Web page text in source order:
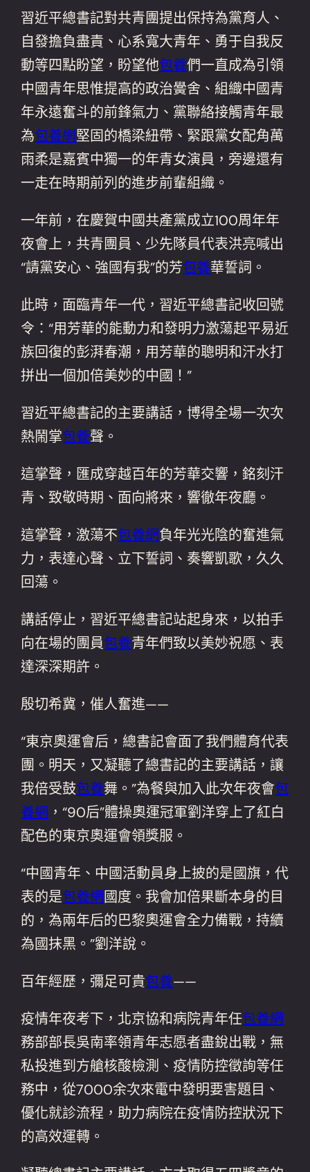
習近平總書記對共青團提出保持為黨育人、
自發擔負盡責、心系寬大青年、勇于自我反
動等四點盼望，盼望他包養們一直成為引領
中國青年思惟提高的政治黌舍、組織中國青
年永遠奮斗的前鋒氣力、黨聯絡接觸青年最
為包養網堅固的橋梁紐帶、緊跟黨女配角萬
雨柔是嘉賓中獨一的年青女演員，旁邊還有
一走在時期前列的進步前輩組織。
一年前，在慶賀中國共產黨成立100周年年
夜會上，共青團員、少先隊員代表洪亮喊出
“請黨安心、強國有我”的芳包養華誓詞。
此時，面臨青年一代，習近平總書記收回號
令：“用芳華的能動力和發明力激蕩起平易近
族回復的彭湃春潮，用芳華的聰明和汗水打
拼出一個加倍美妙的中國！”
習近平總書記的主要講話，博得全場一次次
熱鬧掌包養聲。
這掌聲，匯成穿越百年的芳華交響，銘刻汗
青、致敬時期、面向將來，響徹年夜廳。
這掌聲，激蕩不包養網負年光光陰的奮進氣
力，表達心聲、立下誓詞、奏響凱歌，久久
回蕩。
講話停止，習近平總書記站起身來，以拍手
向在場的團員包養青年們致以美妙祝愿、表
達深深期許。
殷切希冀，催人奮進——
“東京奧運會后，總書記會面了我們體育代表
團。明天，又凝聽了總書記的主要講話，讓
我倍受鼓包養舞。”為餐與加入此次年夜會包
養網 ，“90后”體操奧運冠軍劉洋穿上了紅白
配色的東京奧運會領獎服。
“中國青年、中國活動員身上披的是國旗，代
表的是包養網國度。我會加倍果斷本身的目
的，為兩年后的巴黎奧運會全力備戰，持續
為國抹黑。”劉洋說。
百年經歷，彌足可貴包養——
疫情年夜考下，北京協和病院青年任包養網
務部部長吳南率領青年志愿者盡銳出戰，無
私投進到方艙核酸檢測、疫情防控徵詢等任
務中，從7000余次來電中發明要害題目、
優化就診流程，助力病院在疫情防控狀況下
的高效運轉。